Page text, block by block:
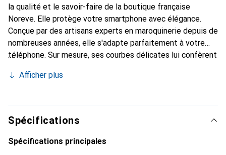
la qualité et le savoir-faire de la boutique française
Noreve. Elle protège votre smartphone avec élégance.
Conçue par des artisans experts en maroquinerie depuis de
nombreuses années, elle s'adapte parfaitement à votre
téléphone. Sur mesure, ses courbes délicates lui confèrent
et indispensable pour votre smartphone. Reconnaître
marque Noreve est un choix sûr pour une clientèle
exigeante.
Afficher plus
Spécifications
Spécifications principales